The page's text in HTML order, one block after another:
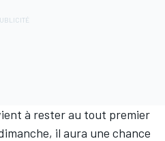
à rester au tout premier
il aura une chance